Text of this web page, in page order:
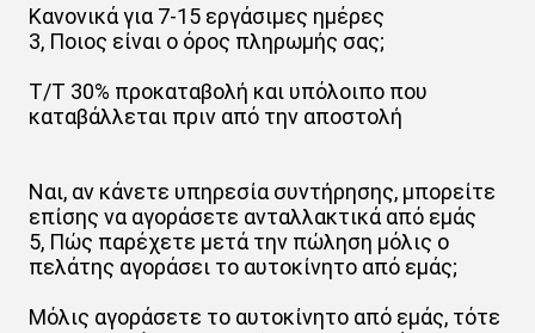
Κανονικά για 7-15 εργάσιμες ημέρες
3, Ποιος είναι ο όρος πληρωμής σας;
T/T 30% προκαταβολή και υπόλοιπο που
καταβάλλεται πριν από την αποστολή
Ναι, αν κάνετε υπηρεσία συντήρησης, μπορείτε
επίσης να αγοράσετε ανταλλακτικά από εμάς
5, Πώς παρέχετε μετά την πώληση μόλις ο
πελάτης αγοράσει το αυτοκίνητο από εμάς;
Μόλις αγοράσετε το αυτοκίνητο από εμάς, τότε